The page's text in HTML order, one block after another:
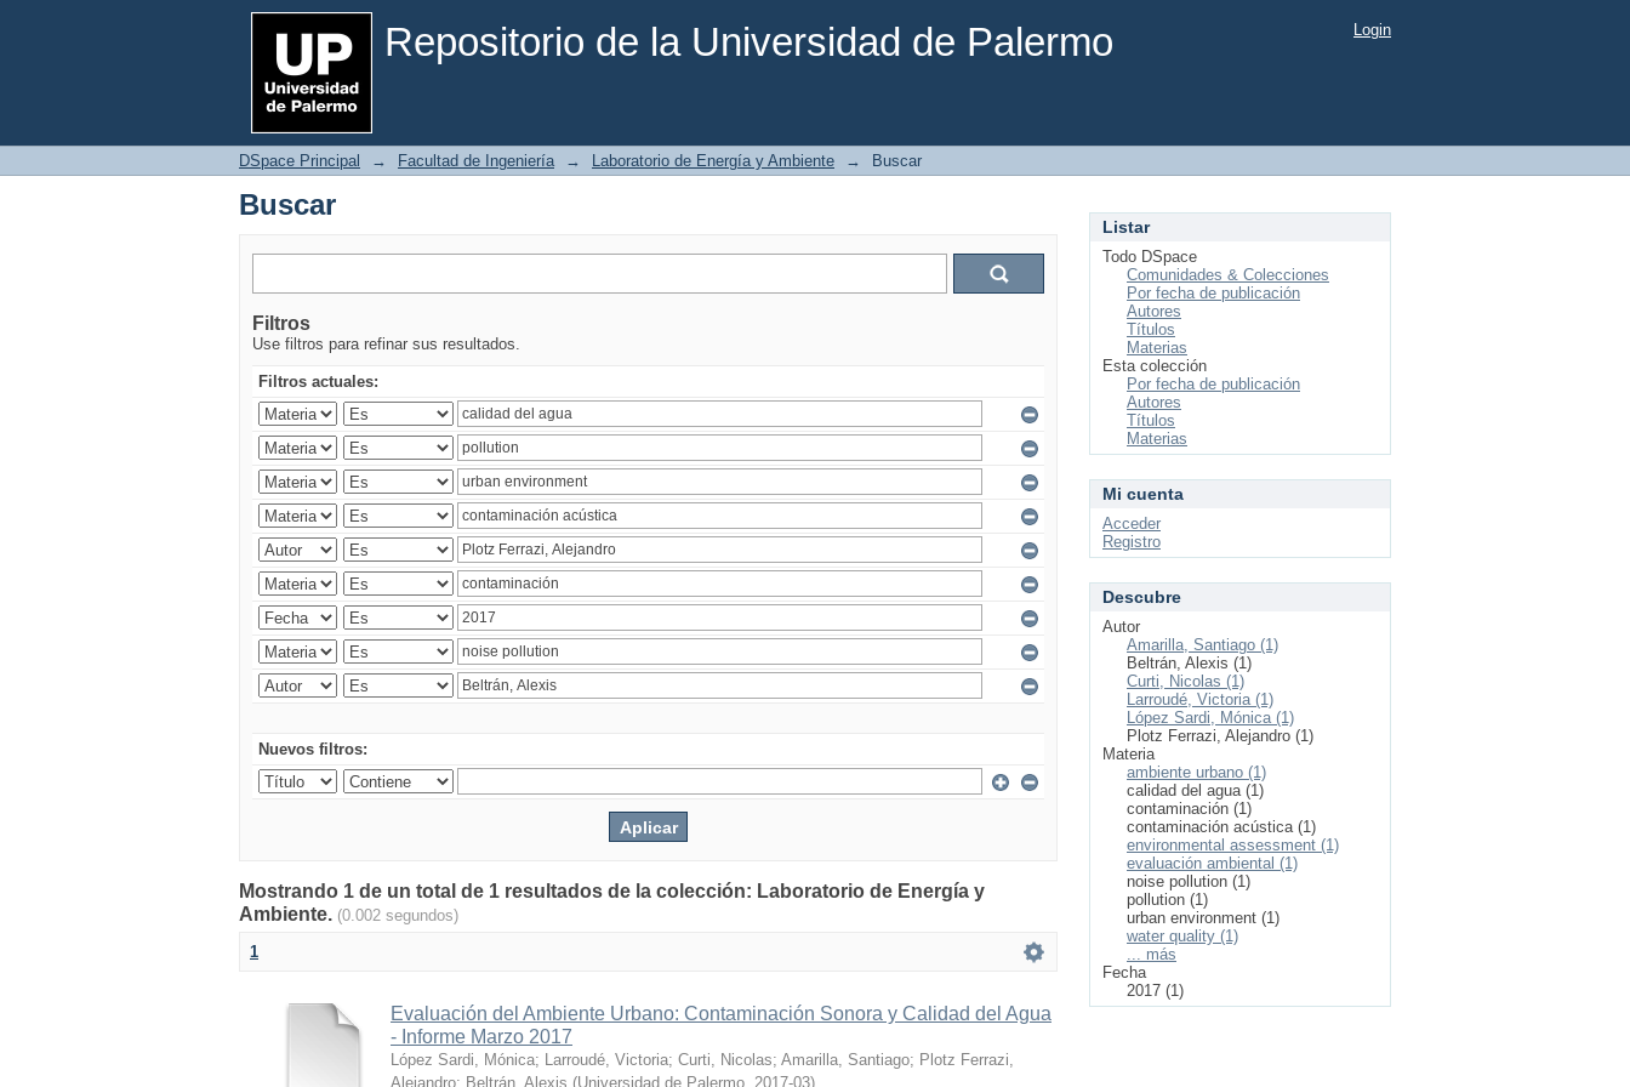
Repositorio de la Universidad de Palermo
Buscar Login
DSpace Principal → Facultad de Ingeniería → Laboratorio de Energía y Ambiente → Buscar
Buscar
Filtros
Use filtros para refinar sus resultados.
Filtros actuales:
Nuevos filtros:
Mostrando 1 de un total de 1 resultados de la colección: Laboratorio de Energía y
Ambiente. (0.002 segundos)
1
Evaluación del Ambiente Urbano: Contaminación Sonora y Calidad del Agua
- Informe Marzo 2017
López Sardi, Mónica; Larroudé, Victoria; Curti, Nicolas; Amarilla, Santiago; Plotz Ferrazi,
Alejandro; Beltrán, Alexis (Universidad de Palermo 2017-03)
Listar
Todo DSpace
Comunidades & Colecciones
Por fecha de publicación
Autores
Títulos
Materias
Esta colección
Por fecha de publicación
Autores
Títulos
Materias
Mi cuenta
Acceder
Registro
Descubre
Autor
Amarilla, Santiago (1)
Beltrán, Alexis (1)
Curti, Nicolas (1)
Larroudé, Victoria (1)
López Sardi, Mónica (1)
Plotz Ferrazi, Alejandro (1)
Materia
ambiente urbano (1)
calidad del agua (1)
contaminación (1)
contaminación acústica (1)
environmental assessment (1)
evaluación ambiental (1)
noise pollution (1)
pollution (1)
urban environment (1)
water quality (1)
... más
Fecha
2017 (1)